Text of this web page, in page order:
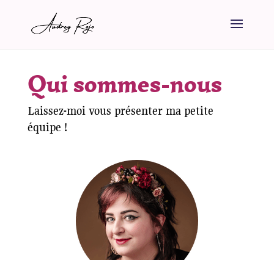
Qui sommes-nous
Laissez-moi vous présenter ma petite
équipe !